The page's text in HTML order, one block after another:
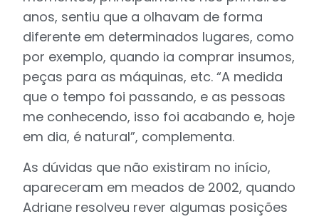
anos, sentiu que a olhavam de forma
diferente em determinados lugares, como
por exemplo, quando ia comprar insumos,
peças para as máquinas, etc. “A medida
que o tempo foi passando, e as pessoas
me conhecendo, isso foi acabando e, hoje
em dia, é natural”, complementa.
As dúvidas que não existiram no início,
apareceram em meados de 2002, quando
Adriane resolveu rever algumas posições